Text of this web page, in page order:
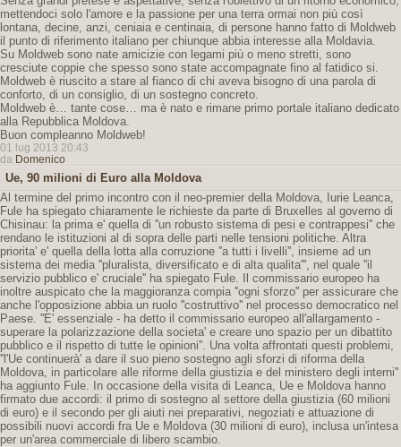
mettendoci solo l'amore e la passione per una terra ormai non più così
lontana, decine, anzi, ceniaia e centinaia, di persone hanno fatto di Moldweb
il punto di riferimento italiano per chiunque abbia interesse alla Moldavia.
Su Moldweb sono nate amicizie con legami più o meno stretti, sono
cresciute coppie che spesso sono state accompagnate fino al fatidico si.
Moldweb è riuscito a stare al fianco di chi aveva bisogno di una parola di
conforto, di un consiglio, di un sostegno concreto.
Moldweb è… tante cose… ma è nato e rimane primo portale italiano dedicato
alla Repubblica Moldova.
Buon compleanno Moldweb!
01 lug 2013 20:43
da Domenico
Ue, 90 milioni di Euro alla Moldova
Al termine del primo incontro con il neo-premier della Moldova, Iurie Leanca,
Fule ha spiegato chiaramente le richieste da parte di Bruxelles al governo di
Chisinau: la prima e' quella di ''un robusto sistema di pesi e contrappesi'' che
rendano le istituzioni al di sopra delle parti nelle tensioni politiche. Altra
priorita' e' quella della lotta alla corruzione ''a tutti i livelli'', insieme ad un
sistema dei media ''pluralista, diversificato e di alta qualita''', nel quale ''il
servizio pubblico e' cruciale'' ha spiegato Fule. Il commissario europeo ha
inoltre auspicato che la maggioranza compia ''ogni sforzo'' per assicurare che
anche l'opposizione abbia un ruolo ''costruttivo'' nel processo democratico nel
Paese. ''E' essenziale - ha detto il commissario europeo all'allargamento -
superare la polarizzazione della societa' e creare uno spazio per un dibattito
pubblico e il rispetto di tutte le opinioni''. Una volta affrontati questi problemi,
''l'Ue continuerà' a dare il suo pieno sostegno agli sforzi di riforma della
Moldova, in particolare alle riforme della giustizia e del ministero degli interni''
ha aggiunto Fule. In occasione della visita di Leanca, Ue e Moldova hanno
firmato due accordi: il primo di sostegno al settore della giustizia (60 milioni
di euro) e il secondo per gli aiuti nei preparativi, negoziati e attuazione di
possibili nuovi accordi fra Ue e Moldova (30 milioni di euro), inclusa un'intesa
per un'area commerciale di libero scambio.